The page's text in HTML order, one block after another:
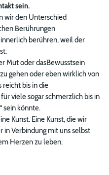
sein.
wir den Unterschied
Berührungen
berühren, weil der
Mut oder dasBewusstsein
gehen oder eben wirklich von
reicht bis in die
viele sogar schmerzlich bis in
sein könnte.
Kunst. Eine Kunst, die wir
in Verbindung mit uns selbst
Herzen zu leben.